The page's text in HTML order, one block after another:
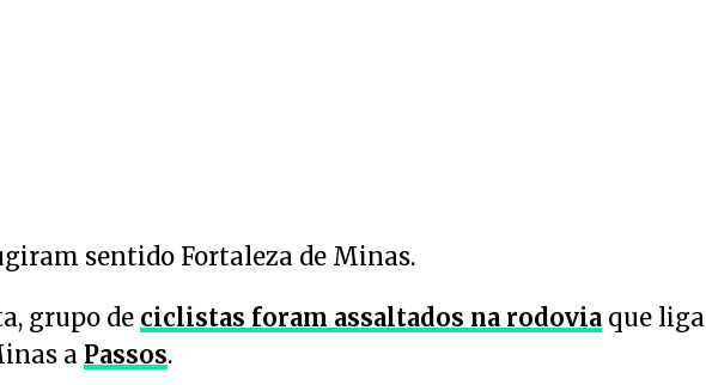
sentido Fortaleza de Minas.
grupo de ciclistas foram assaltados na rodovia que liga
a Passos.